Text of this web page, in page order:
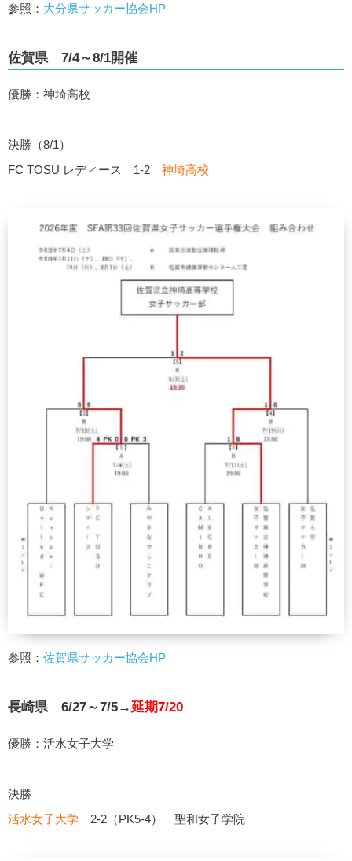
参照： 大分県サッカー協会HP
佐賀県 7/4～8/1開催
優勝：神埼高校
決勝（8/1）
FC TOSU レディース 1-2 神埼高校
参照： 佐賀県サッカー協会HP
長崎県 6/27～7/5→延期7/20
優勝：活水女子大学
決勝
活水女子大学 2-2（PK5-4） 聖和女子学院